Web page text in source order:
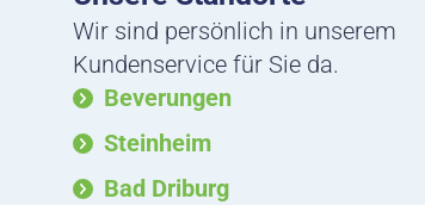
Wir sind persönlich in unserem
Kundenservice für Sie da.
Beverungen
Steinheim
Bad Driburg